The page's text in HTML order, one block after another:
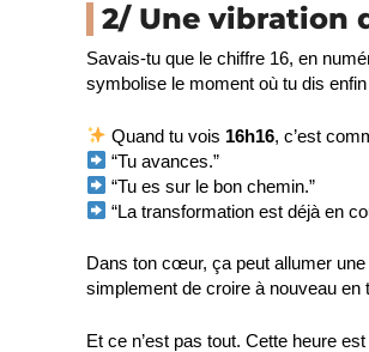
2/ Une vibration
Savais-tu que le chiffre 16, en
symbolise le moment où tu dis
Quand tu vois 16h16, c’est
“Tu avances.”
“Tu es sur le bon chemin.”
“La transformation est déjà en
Dans ton cœur, ça peut allumer
simplement de croire à nouveau en
Et ce n’est pas tout. Cette heure